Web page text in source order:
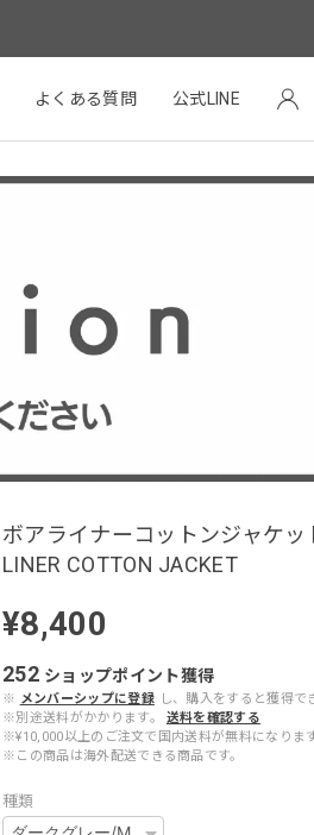
よくある質問 公式LINE
ボアライナーコットンジャケッ
LINER COTTON JACKET
¥8,400
252 ショップポイント獲得
※ メンバーシップに登録
し、購入をすると獲得で
※別途送料がかかります。
送料を確認する
※¥10,000以上のご注文で国内送料が無料になります
※この商品は海外配送できる商品です。
種類